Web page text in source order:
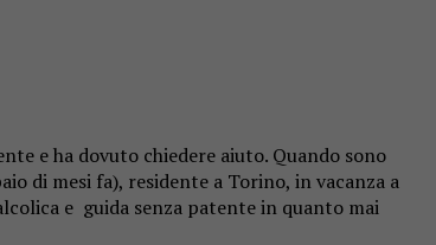
e ha dovuto chiedere aiuto. Quando sono
di mesi fa), residente a Torino, in vacanza a
e guida senza patente in quanto mai